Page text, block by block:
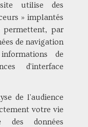
utilise des
» implantés
par
de navigation
de
d'interface
de l'audience
votre vie
des données